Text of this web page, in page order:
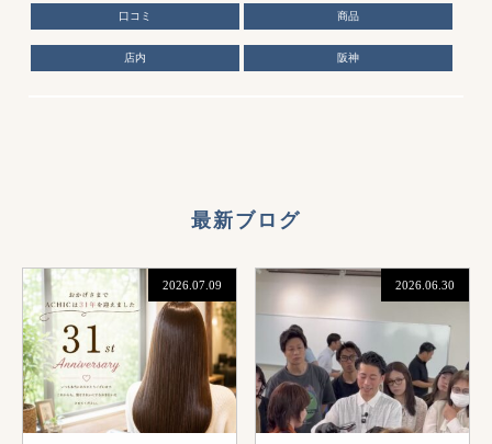
口コミ 商品
店内 阪神
最新ブログ
2026.07.09 2026.06.30